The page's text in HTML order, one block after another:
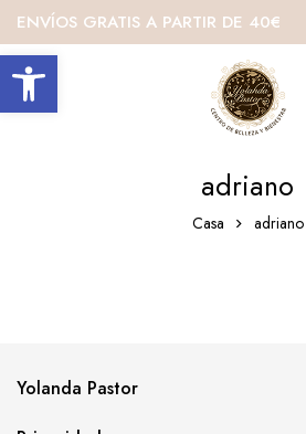
Abrir barra de herramientas
ENVÍOS GRATIS A PARTIR DE 40€
adriano
Casa adriano
Yolanda Pastor